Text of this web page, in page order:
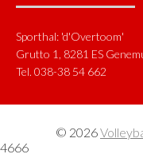
Sporthal: 'd'Overtoom'
Grutto 1, 8281 ES
Tel. 038-38 54 662
© 2026
4666